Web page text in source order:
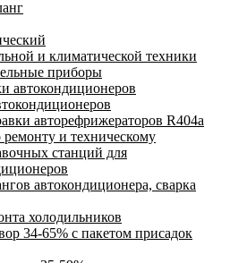
и климатической техники
приборы
автокондиционеров
авторефрижераторов R404a
и техническому
станций для
автокондиционера, сварка
холодильников
34-65% с пакетом присадок